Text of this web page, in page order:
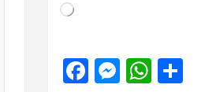
Loading…
F
M W